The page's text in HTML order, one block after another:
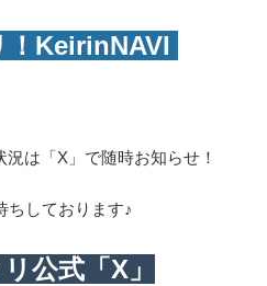
！KeirinNAVI
は「X」で随時お知らせ！
ちしております♪
公式「X」